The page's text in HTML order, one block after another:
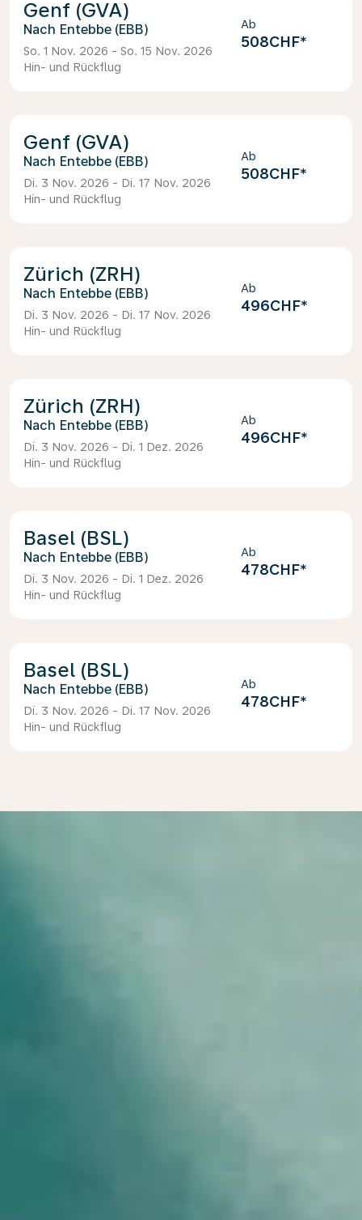
Genf (GVA)
Entebbe (EBB)
So. 1 Nov. 2026 - So. 15 Nov. 2026
Hin- und Rückflug
Ab
508CHF*
Genf (GVA)
Entebbe (EBB)
Di. 3 Nov. 2026 - Di. 17 Nov. 2026
Hin- und Rückflug
Ab
508CHF*
Zürich (ZRH)
Entebbe (EBB)
Di. 3 Nov. 2026 - Di. 17 Nov. 2026
Hin- und Rückflug
Ab
496CHF*
Zürich (ZRH)
Entebbe (EBB)
Di. 3 Nov. 2026 - Di. 1 Dez. 2026
Hin- und Rückflug
Ab
496CHF*
Basel (BSL)
Entebbe (EBB)
Di. 3 Nov. 2026 - Di. 1 Dez. 2026
Hin- und Rückflug
Ab
478CHF*
Basel (BSL)
Entebbe (EBB)
Di. 3 Nov. 2026 - Di. 17 Nov. 2026
Hin- und Rückflug
Ab
478CHF*